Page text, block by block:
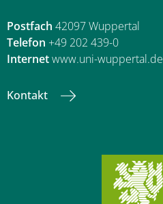
Postfach 42097 Wuppertal
Telefon +49 202 439-0
Internetwww.uni-wuppertal.de
Kontakt